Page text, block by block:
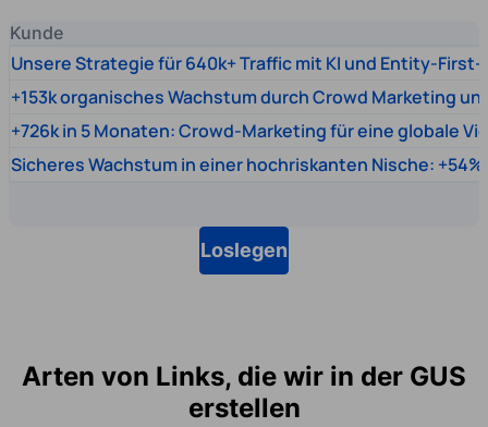
Kunde
Unsere Strategie für 640k+ Traffic mit KI und Entity-
+153k organisches Wachstum durch Crowd Marketing
+726k in 5 Monaten: Crowd-Marketing für eine globale
Sicheres Wachstum in einer hochriskanten Nische:
Loslegen
Arten von Links, die wir in der GUS
erstellen